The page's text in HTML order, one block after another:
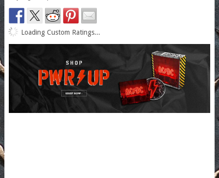
Loading Custom Ratings...